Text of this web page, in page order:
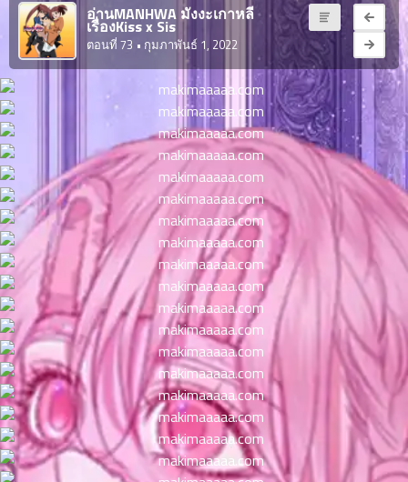
จบแล้ว
อ่านมังงะ
อ่านMANHWA มังงะเกาหลี
เรื่องKiss x Sis
ตอนที่ 73 • กุมภาพันธ์ 1, 2022
6
ตอน
ที่
น
7
ตอน
ที่
น
8
ตอน
ที่
น
9
ตอน
ที่
น
10
ตอน
ที่
ม
11
ตอน
ที่